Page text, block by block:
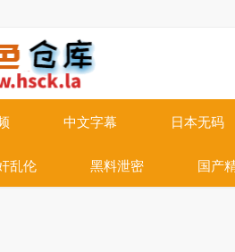
中文字幕 日本无码
乱伦 黑料泄密 国产